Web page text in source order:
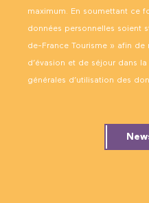
maximum. En soumettant ce
données personnelles soient
de-France Tourisme » afin de
d’évasion et de séjour dans
générales d’utilisation des